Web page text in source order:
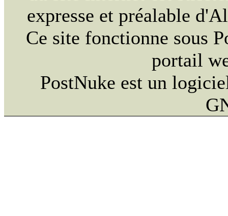
expresse et préalable
Ce site fonctionne sous
portail
PostNuke est un